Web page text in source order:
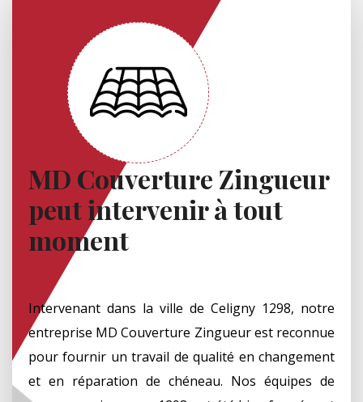
MD Couverture Zingueur
peut intervenir à tout
moment
Intervenant dans la ville de Celigny 1298, notre
entreprise MD Couverture Zingueur est reconnue
pour fournir un travail de qualité en changement
et en réparation de chéneau. Nos équipes de